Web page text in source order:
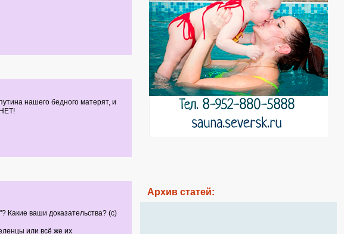
нашего бедного матерят, и
Какие ваши доказательства? (с)
или всё же их
Архив статей: